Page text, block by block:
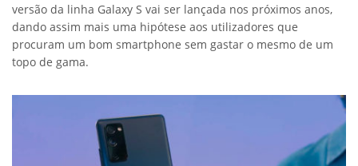
versão da linha Galaxy S vai ser lançada nos próximos anos,
dando assim mais uma hipótese aos utilizadores que
procuram um bom smartphone sem gastar o mesmo de um
topo de gama.